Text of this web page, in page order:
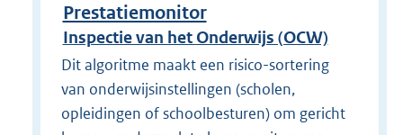
Prestatiemonitor
Inspectie van het Onderwijs (OCW)
Dit algoritme maakt een risico-sortering
van onderwijsinstellingen (scholen,
opleidingen of schoolbesturen) om gericht